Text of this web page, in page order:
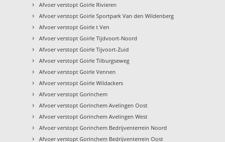
› Afvoer verstopt Goirle Rivieren
› Afvoer verstopt Goirle Sportpark Van den Wildenberg
› Afvoer verstopt Goirle t Ven
› Afvoer verstopt Goirle Tijdvoort-Noord
› Afvoer verstopt Goirle Tijvoort-Zuid
› Afvoer verstopt Goirle Tilburgseweg
› Afvoer verstopt Goirle Vennen
› Afvoer verstopt Goirle Wildackers
› Afvoer verstopt Gorinchem
› Afvoer verstopt Gorinchem Avelingen Oost
› Afvoer verstopt Gorinchem Avelingen West
› Afvoer verstopt Gorinchem Bedrijventerrein Noord
› Afvoer verstopt Gorinchem Bedrijventerrein Oost